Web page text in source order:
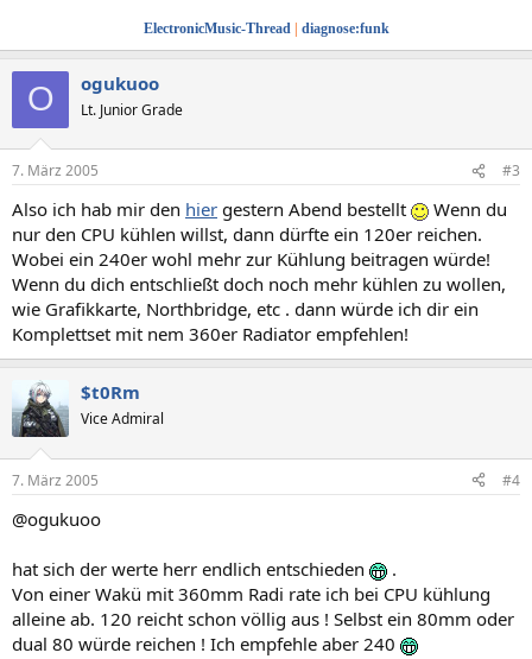
ElectronicMusic-Thread | diagnose:funk
O ogukuoo
Lt. Junior Grade
7. März 2005 #3
Also ich hab mir den hier gestern Abend bestellt
Wenn du
nur den CPU kühlen willst, dann dürfte ein 120er reichen.
Wobei ein 240er wohl mehr zur Kühlung beitragen würde!
Wenn du dich entschließt doch noch mehr kühlen zu wollen,
wie Grafikkarte, Northbridge, etc . dann würde ich dir ein
Komplettset mit nem 360er Radiator empfehlen!
$t0Rm
Vice Admiral
7. März 2005 #4
@ogukuoo
hat sich der werte herr endlich entschieden
.
Von einer Wakü mit 360mm Radi rate ich bei CPU kühlung
alleine ab. 120 reicht schon völlig aus ! Selbst ein 80mm oder
dual 80 würde reichen ! Ich empfehle aber 240